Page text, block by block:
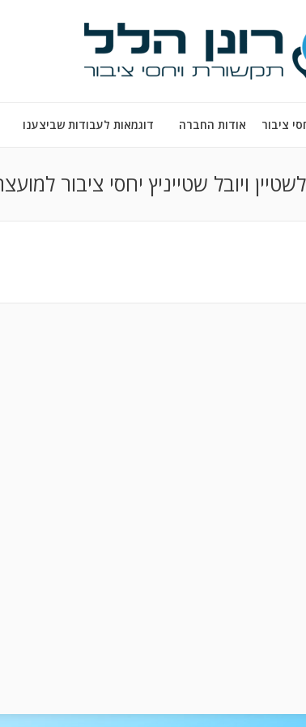
ציבור אודות החברה דוגמאות לעבודות שביצענו
ויובל שטייניץ יחסי ציבור